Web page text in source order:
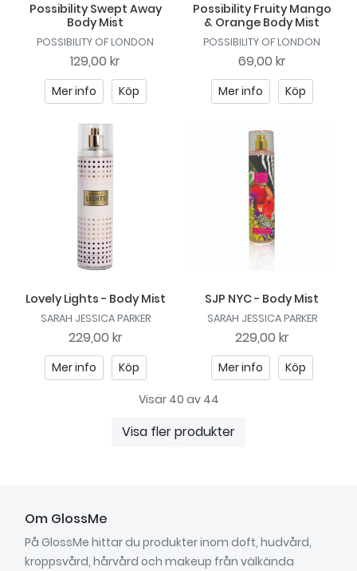
Possibility Swept Away
Body Mist
POSSIBILITY OF LONDON
129,00 kr
Mer info Köp
Possibility Fruity Mango
& Orange Body Mist
POSSIBILITY OF LONDON
69,00 kr
Mer info Köp
Lovely Lights - Body Mist
SARAH JESSICA PARKER
229,00 kr
Mer info Köp
SJP NYC - Body Mist
SARAH JESSICA PARKER
229,00 kr
Mer info
Köp
Visar 40 av 44
Visa fler produkter
Om GlossMe
På GlossMe hittar du produkter inom doft, hudvård,
kroppsvård, hårvård och makeup från välkända